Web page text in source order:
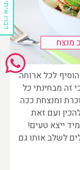
מנצח
לכל ארוחה
זה מבחינתי כל
ומנצחת ככה
ועם זאת
ייצא טעים!
לשלב אותו גם
דברו איתי